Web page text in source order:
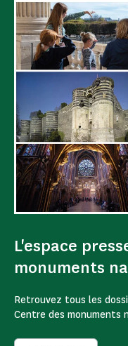
L'espace
monuments
Retrouvez tous les
Centre des monuments